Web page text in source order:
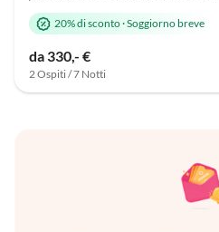
20% di sconto·Soggiorno breve
da 330,- €
2 Ospiti / 7 Notti